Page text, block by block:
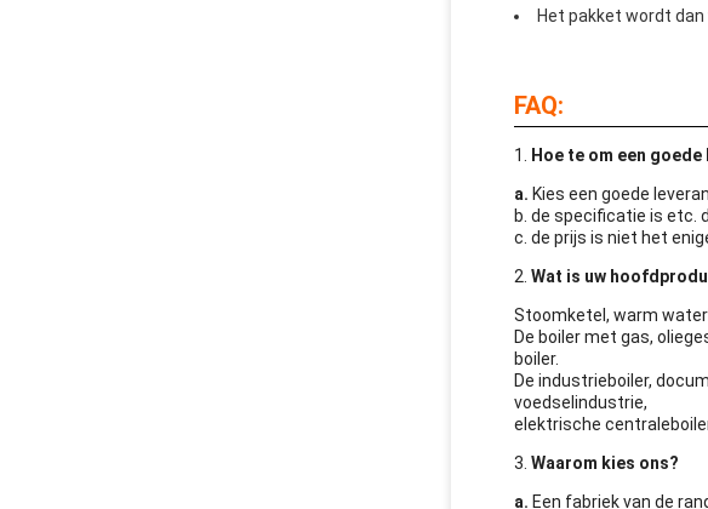
Het pakket wordt
FAQ:
1.
Hoe te om een
a. Kies een goede
b. de specificatie is etc.
c. de prijs is niet het
2. Wat is uw
Stoomketel, warm
De boiler met gas,
boiler.
De industrieboiler,
voedselindustrie,
elektrische
3. Waarom kies ons?
a. Een fabriek van de